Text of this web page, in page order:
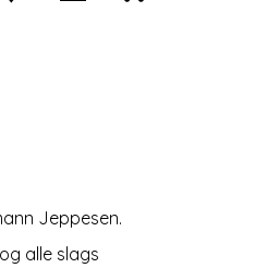
Jeppesen.
alle slags